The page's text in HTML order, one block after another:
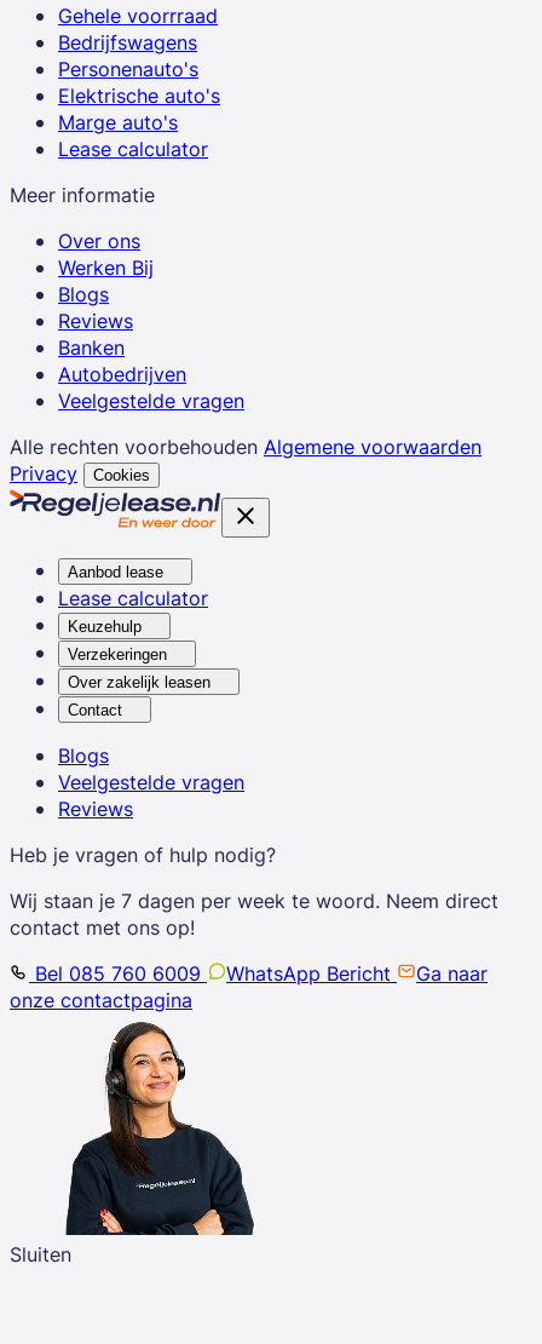
Gehele voorrraad
Bedrijfswagens
Personenauto's
Elektrische auto's
Marge auto's
Lease calculator
Meer informatie
Over ons
Werken Bij
Blogs
Reviews
Banken
Autobedrijven
Veelgestelde vragen
Alle rechten voorbehouden Algemene voorwaarden
Privacy
Cookies
Aanbod lease
Lease calculator
Keuzehulp
Verzekeringen
Over zakelijk leasen
Contact
Blogs
Veelgestelde vragen
Reviews
Heb je vragen of hulp nodig?
Wij staan je 7 dagen per week te woord. Neem direct
contact met ons op!
Bel 085 760 6009
WhatsApp Bericht
Ga naar
onze contactpagina
Sluiten